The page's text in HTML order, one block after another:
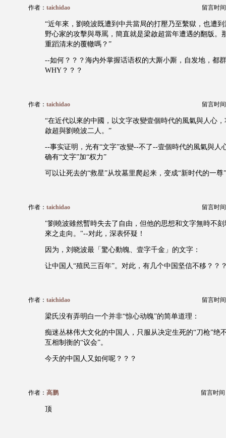
作者： taichidao 留言时
“近年來，劉曉波既遭到中共當局的打壓乃至繫獄，也遭
野心家的攻擊與辱罵，簡直就是梁啟超當年遭遇的翻版。
重蹈清末的覆轍嗎？”
--如何？？？海内外掌握话语权的大厮小厮，自发地，都
WHY？？？
作者： taichidao 留言时
“在近代以來的中國，以文字改變壹個時代的風氣與人心
啟超與劉曉波二人。”
--事实证明，光有“文字”改變--不了--壹個時代的風氣與人
确有“文字”加“权力”
可以让死去的“救星”从坟墓里爬起来，变成“新时代的一尊
作者： taichidao 留言时
"劉曉波雖然暫時失去了自由，但他的思想和文字無時不
來之走向。"--对此，深表怀疑！
因为，刘晓波最「驚心動魄、壹字千金」的文字：
让中国人“殖民三百年”。对此，有几个中国坚信不移？？
作者： taichidao 留言时
梁氏没有弄明白一个并非“惊心动魄”的简单道理：
痴迷丛林伟大文化的中国人，只服从决定生死的“刀枪”绝
互相制衡的“议会”。
今天的中国人又如何呢？？？
作者： 高鹏 留言时间
顶